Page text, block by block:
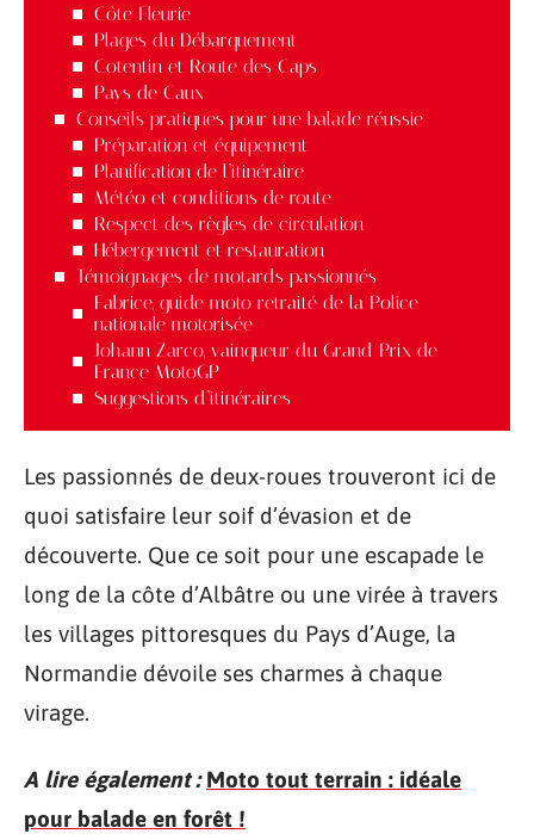
Côte Fleurie
Plages du Débarquement
Cotentin et Route des Caps
Pays de Caux
Conseils pratiques pour une balade réussie
Préparation et équipement
Planification de l’itinéraire
Météo et conditions de route
Respect des règles de circulation
Hébergement et restauration
Témoignages de motards passionnés
Fabrice, guide moto retraité de la Police
nationale motorisée
Johann Zarco, vainqueur du Grand Prix de
France MotoGP
Suggestions d’itinéraires
Les passionnés de deux-roues trouveront ici de
quoi satisfaire leur soif d’évasion et de
découverte. Que ce soit pour une escapade le
long de la côte d’Albâtre ou une virée à travers
les villages pittoresques du Pays d’Auge, la
Normandie dévoile ses charmes à chaque
virage.
A lire également : Moto tout terrain : idéale
pour balade en forêt !